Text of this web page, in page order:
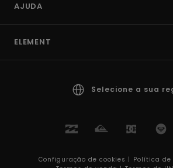
AJUDA
ELEMENT
Selecione a sua
Configuração de cookies | Política